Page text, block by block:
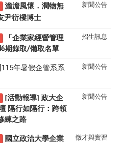
澹澹風懷．潤物無
尹衍樑博士
新聞公告
「企業家經營管理
期錄取/備取名單
招生訊息
年暑假企管系系
新聞公告
[活動報導] 政大企
隔行如隔行：跨領
練之路
新聞公告
國立政治大學企業
徵才與實習